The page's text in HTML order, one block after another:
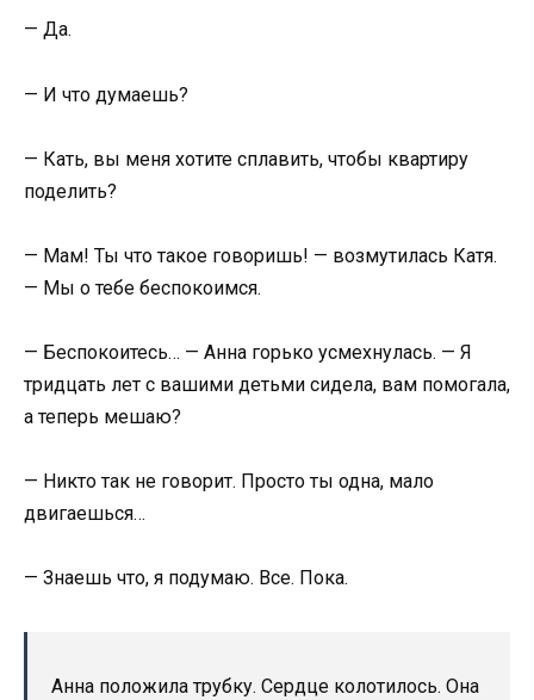
— Да.
— И что думаешь?
— Кать, вы меня хотите сплавить, чтобы квартиру
поделить?
— Мам! Ты что такое говоришь! — возмутилась Катя.
— Мы о тебе беспокоимся.
— Беспокоитесь… — Анна горько усмехнулась. — Я
тридцать лет с вашими детьми сидела, вам помогала,
а теперь мешаю?
— Никто так не говорит. Просто ты одна, мало
двигаешься…
— Знаешь что, я подумаю. Все. Пока.
Анна положила трубку. Сердце колотилось. Она